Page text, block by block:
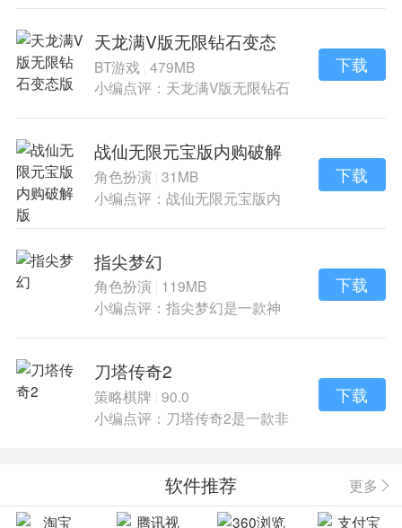
天龙满V版无限钻石变态
版
BT游戏 479MB
小编点评：天龙满V版无限钻石
下载
战仙无限元宝版内购破解
版
角色扮演 31MB
小编点评：战仙无限元宝版内
下载
指尖梦幻
角色扮演 119MB
小编点评：指尖梦幻是一款神
下载
刀塔传奇2
策略棋牌 90.0
小编点评：刀塔传奇2是一款非
下载
软件推荐 更多